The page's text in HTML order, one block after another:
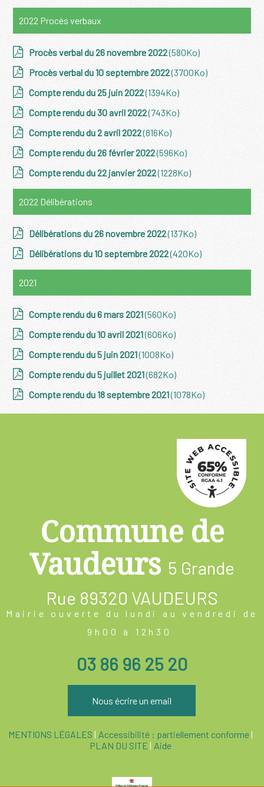
2022 Procès verbaux
Procès verbal du 26 novembre 2022(580Ko)
Procès verbal du 10 septembre 2022(3700Ko)
Compte rendu du 25 juin 2022(1394Ko)
Compte rendu du 30 avril 2022(743Ko)
Compte rendu du 2 avril 2022(816Ko)
Compte rendu du 26 février 2022(596Ko)
Compte rendu du 22 janvier 2022(1228Ko)
2022 Délibérations
Délibérations du 26 novembre 2022(137Ko)
Délibérations du 10 septembre 2022(420Ko)
2021
Compte rendu du 6 mars 2021(560Ko)
Compte rendu du 10 avril 2021(606Ko)
Compte rendu du 5 juin 2021(1008Ko)
Compte rendu du 5 juillet 2021(682Ko)
Compte rendu du 18 septembre 2021(1078Ko)
Commune de
Vaudeurs 5 Grande
Rue 89320 VAUDEURS
Mairie ouverte du lundi au vendredi de
9h00 à 12h30
03 86 96 25 20
Nous écrire un email
MENTIONS LÉGALES
Accessibilité : partiellement conforme
PLAN DU SITE
Aide